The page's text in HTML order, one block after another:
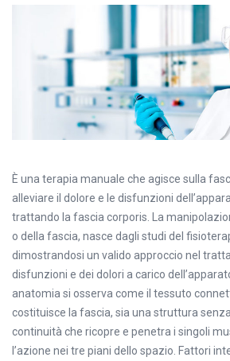
È una terapia manuale che agisce sulla
alleviare il dolore e le disfunzioni
trattando la fascia corporis. La
o della fascia, nasce dagli studi del
dimostrandosi un valido approccio nel
disfunzioni e dei dolori a carico
anatomia si osserva come il tessuto
costituisce la fascia, sia una struttura
continuità che ricopre e penetra i singoli
l’azione nei tre piani dello spazio. Fattori